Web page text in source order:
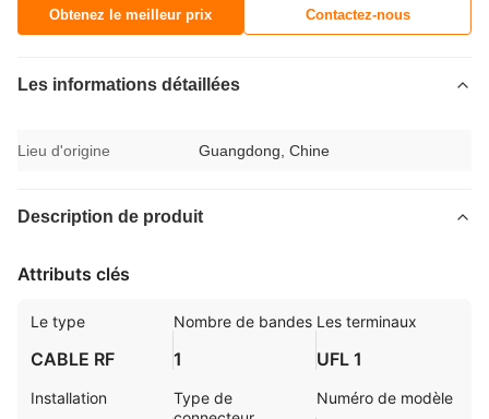
Obtenez le meilleur prix Contactez-nous
Les informations détaillées
Lieu d'origine Guangdong, Chine
Description de produit
Attributs clés
Le type
CABLE RF
Nombre de bandes
1
Les terminaux
UFL 1
Installation
Type de
Numéro de modèle